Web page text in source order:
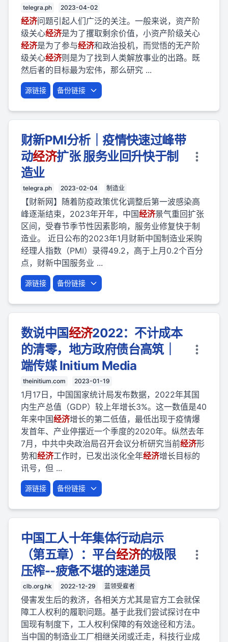
telegra.ph 2023-04-02
经济问题引起人们广泛的关注。一般来说，资产阶
级关心经济是为了攫取剩余价值，小资产阶级关心
经济是为了参与经济和政治投机，而觉悟的无产阶
级关心经济则是为了找到人类解放事业的出路。既
然后者的目标最为宏伟，那么研究 ...
源链接 备份链接
财新PMI分析｜疫情快速过峰带
动经济扩张 服务业回升快于制
造业
telegra.ph 2023-02-04 制造业
【财新网】随着防疫政策优化调整后第一波感染高
峰逐渐结束，2023年开年，中国经济景气重回扩张
区间，受春节季节性因素影响，服务业修复快于制
造业。 近日公布的2023年1月财新中国制造业采购
经理人指数（PMI）录得49.2，高于上月0.2个百分
点，财新中国服务业 ...
源链接 备份链接
数说中国经济2022：不计成本
的清零，地方政府债台高筑｜
端传媒 Initium Media
theinitium.com 2023-01-19
1月17日，中国国家统计局发布数据，2022年其国
内生产总值（GDP）较上年增长3%。这一数值是40
年来中国经济增长的第二低值，最低出现于疫情爆
发首年、产业停摆近一个季度的2020年。纵然去年
7月，中共中央政治局召开会议分析研究当前经济形
势和经济工作时，已发出淡化全年经济增长目标的
讯号，但 ...
源链接 备份链接
中国工人十年集体行动启示
（第五章）：平台经济的极限
压榨--疲惫不堪的速递员
clb.org.hk 2022-12-29 蓝领受雇者
侵害发生后的救济，各相关方尤其是官方工会就保
障工人权利的履职问题。基于此我们尝试探讨在中
国现有制度下，工人权利保障的有效途径和方法。
当中国的制造业工厂相继关闭或迁走，科技行业成